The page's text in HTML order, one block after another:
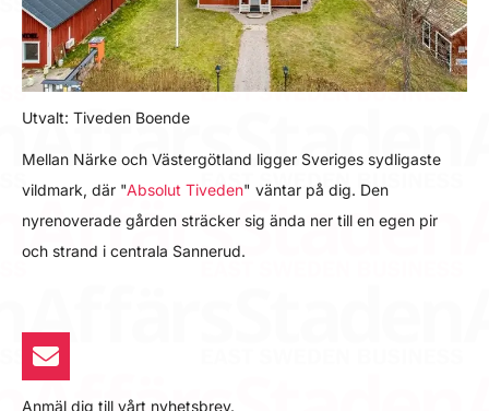
Utvalt: Tiveden Boende
Mellan Närke och Västergötland ligger Sveriges sydligaste
vildmark, där "Absolut Tiveden" väntar på dig. Den
nyrenoverade gården sträcker sig ända ner till en egen pir
och strand i centrala Sannerud.
Anmäl dig till vårt nyhetsbrev.